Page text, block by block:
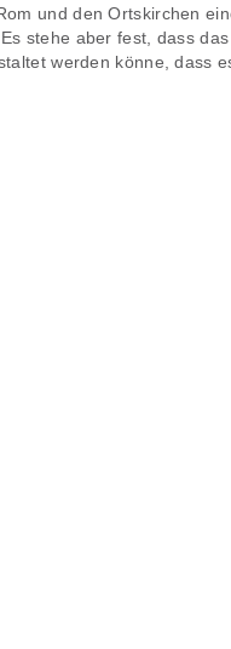
und den Ortskirchen
stehe aber fest, dass das
werden könne, dass